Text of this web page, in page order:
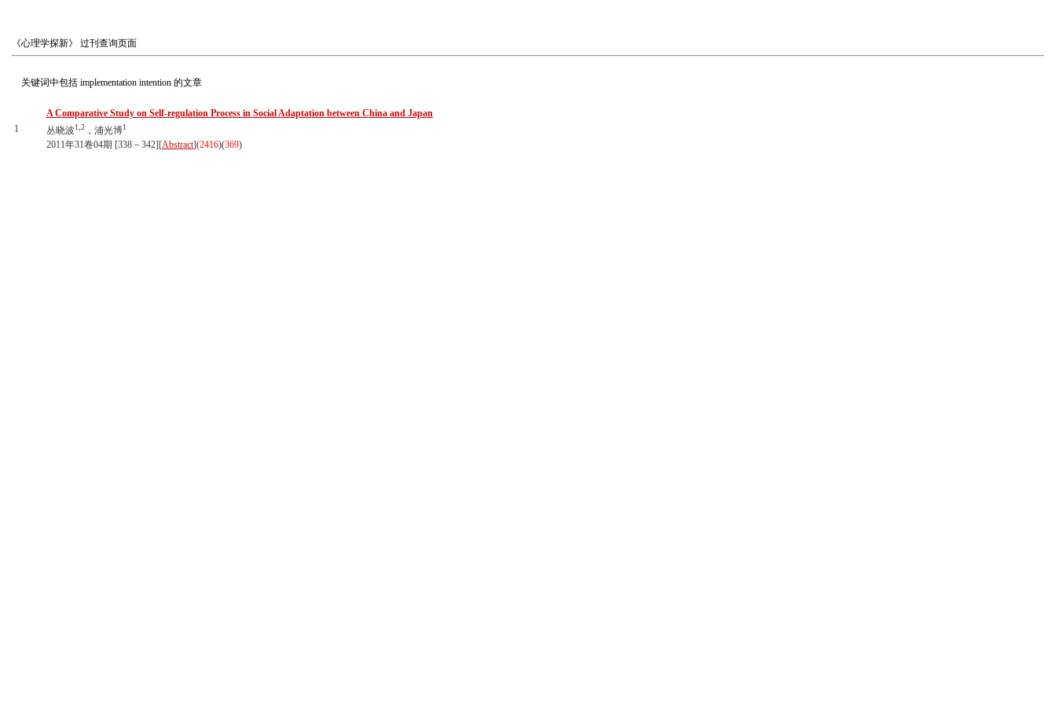
《心理学探新》 过刊查询页面
关键词中包括 implementation intention 的文章
1
A Comparative Study on Self-regulation Process in Social Adaptation between China and Japan
丛晓波1,2 ，浦光博1
2011年31卷04期 [338－342][Abstract](2416)(369)